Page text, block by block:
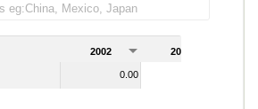
2002 2003
0.00